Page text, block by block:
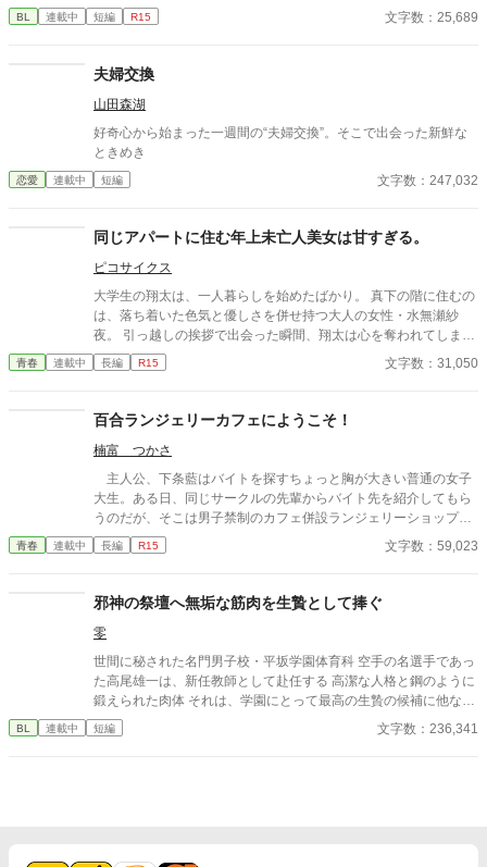
も想像していなかった。 入社三年目の篠原は、榊の直属の部下。
真面目だが強気で、どこか挑発的な笑みを浮かべる青年。 ある
原は上司に向かって、いつもの穏やかな口調を崩した。「……そ
んな顔、部下には見せないんですね」 疲労で僅かに緩んだ榊の表
情。 その弱さを見逃さず、篠原はデスク越しに距離を詰める。
「強がらなくていいですよ。俺の前では、もう」 指先が榊のネク
タイを掴む。 引き寄せられた瞬間、榊の理性は音を立てて崩れ
って、ひとつずつ乱されていく。 言葉で支配され、触れられるた
原の視線の奥に宿るのは、ただの欲望ではなかった。 そこには、
ずっと榊だけを見つめ続けてきた、静かな執着がある。 「俺、前
っと綺麗だろうなって」 支配する側だったはずの男が、 支配され
ることで初めて“生きている”と感じてしまう――。 上司と部下、
立場も理性も、すべてが絡み合うオフィスの夜。 秘密の扉を開け
た榊は、もう戻れない。 快楽に溺れるその瞬間まで、彼を待つの
BL 連載中 短編 R15 文字数：25,689
夫婦交換
山田森湖
好奇心から始まった一週間の“夫婦交換”。そこで出会った新鮮な
ときめき
恋愛 連載中 短編 文字数：247,032
同じアパートに住む年上未亡人美女は甘すぎる。
ピコサイクス
大学生の翔太は、一人暮らしを始めたばかり。 真下の階に住むの
は、落ち着いた色気と優しさを併せ持つ大人の女性・水無瀬紗
夜。 引っ越しの挨拶で出会った瞬間、翔太は心を奪われてしま
う。 偶然にもアルバイト先のスーパーで再会した彼女は、翔太を
すぐに採用し、温かく仕事を教えてくれる存在だった。 ある日の
紗夜の部屋でご飯をご馳走になるほど親密に。 優しくて穏やかで
――その色気に触れるたび、翔太の心は揺れていく。 大人の女性
と大学生、甘くちょっぴり刺激的な同居生活（？）がはじまる。
青春 連載中 長編 R15 文字数：31,050
百合ランジェリーカフェにようこそ！
楠富 つかさ
主人公、下条藍はバイトを探すちょっと胸が大きい普通の女子
大生。ある日、同じサークルの先輩からバイト先を紹介してもら
うのだが、そこは男子禁制のカフェ併設ランジェリーショップ
で！？ ちょっとハレンチなお仕事カフェライフ、始まりま
す！！ ※この物語はフィクションであり実在の人物・団体・法律
成できないのでビキニで代用しています。
青春 連載中 長編 R15 文字数：59,023
邪神の祭壇へ無垢な筋肉を生贄として捧ぐ
零
世間に秘された名門男子校・平坂学園体育科 空手の名選手であっ
た高尾雄一は、新任教師として赴任する 高潔な人格と鋼のように
鍛えられた肉体 それは、学園にとって最高の生贄の候補に他なら
なかった 至高の筋肉を持つ、精神を削られ意志をなくした青年を
太古の神に捧げるため、“水”、“風”、“土”の信奉者達が暗躍する 意
BL 連載中 短編 文字数：236,341